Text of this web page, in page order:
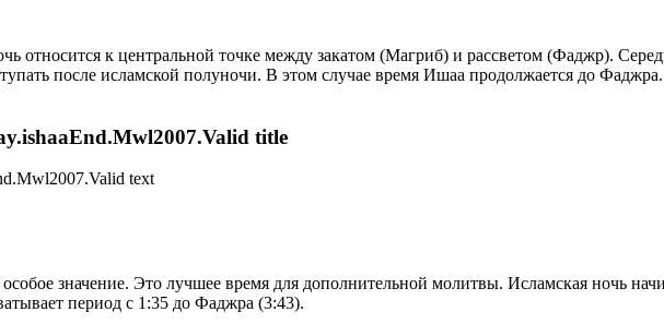
относится к центральной точке между закатом (Магриб) и рассветом (Фаджр).
после исламской полуночи. В этом случае время Ишаа продолжается до Фаджра.
title
text
значение. Это лучшее время для дополнительной молитвы. Исламская ночь
период с 1:35 до Фаджра (3:43).